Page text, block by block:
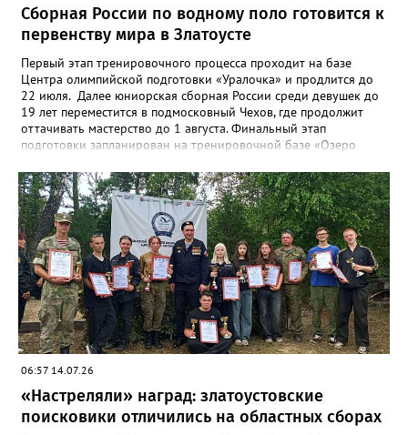
Сборная России по водному поло готовится к
первенству мира в Златоусте
Первый этап тренировочного процесса проходит на базе
Центра олимпийской подготовки «Уралочка» и продлится до
22 июля. Далее юниорская сборная России среди девушек до
19 лет переместится в подмосковный Чехов, где продолжит
оттачивать мастерство до 1 августа. Финальный этап
подготовки запланирован на тренировочной базе «Озеро
испанском городе Пуэрто-де-ла-Крус. Национальную сборную
на этом турнире возглавит тренер златоустовской «Уралочки»
Дмитрий Андреев.
06:57 14.07.26
«Настреляли» наград: златоустовские
поисковики отличились на областных сборах